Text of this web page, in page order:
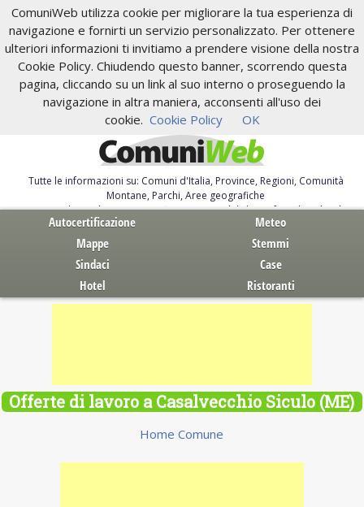
ComuniWeb utilizza cookie per migliorare la tua esperienza di
navigazione e fornirti un servizio personalizzato. Per ottenere
ulteriori informazioni ti invitiamo a prendere visione della nostra
Cookie Policy. Chiudendo questo banner, scorrendo questa
pagina, cliccando su un link al suo interno o proseguendo la
navigazione in altra maniera, acconsenti all'uso dei
cookie. Cookie Policy OK
Tutte le informazioni su: Comuni d'Italia, Province, Regioni, Comunità
Montane, Parchi, Aree geografiche
Servizi al Cittadino. Autocertificazione, moduli, leggi, free download
Autocertificazione
Meteo
Mappe
Stemmi
Sindaci
Case
Hotel
Ristoranti
Offerte di lavoro a Casalvecchio Siculo (ME)
Home Comune